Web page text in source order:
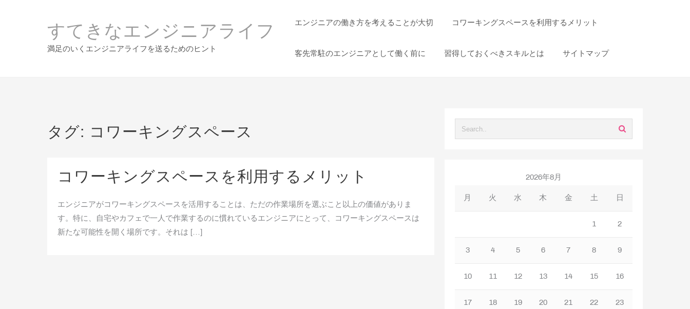
すてきなエンジニアライフ
満足のいくエンジニアライフを送るためのヒント
エンジニアの働き方を考えることが大切 コワーキングスペースを利用するメリット
客先常駐のエンジニアとして働く前に 習得しておくべきスキルとは サイトマップ
タグ: コワーキングスペース
コワーキングスペースを利用するメリット
エンジニアがコワーキングスペースを活用することは、ただの作業場所を選ぶこと以上の価値がありま
す。特に、自宅やカフェで一人で作業するのに慣れているエンジニアにとって、コワーキングスペースは
新たな可能性を開く場所です。それは […]
2026年8月
月 火 水 木 金 土 日
1 2
3 4 5 6 7 8 9
10 11 12 13 14 15 16
17 18 19 20 21 22 23